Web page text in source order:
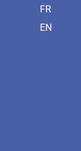
FR
EN